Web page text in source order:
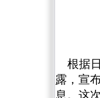
根据
露，宣
息。这